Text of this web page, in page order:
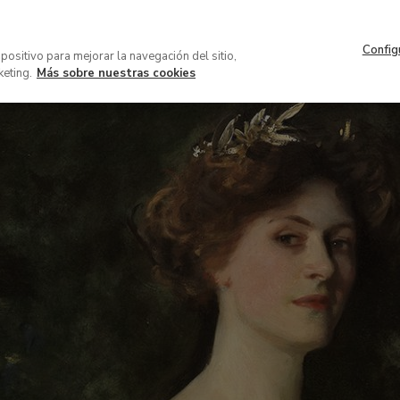
VISITA COLECCIÓN
para mejorar la navegación del sitio,
Más sobre nuestras cookies